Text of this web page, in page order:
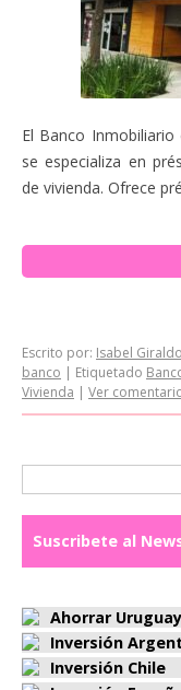
El Banco
se especializa en
de vivienda. Ofrece
Escrito por: Isabel Giraldo
banco | Etiquetado
Vivienda | Ver
Suscribete al
Ahorrar Uruguay
Inversión
Inversión Chile